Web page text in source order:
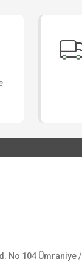
No 104 Ümraniye /